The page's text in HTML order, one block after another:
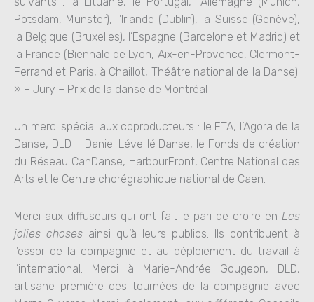
Potsdam, Münster), l’Irlande (Dublin), la Suisse (Genève),
la Belgique (Bruxelles), l’Espagne (Barcelone et Madrid) et
la France (Biennale de Lyon, Aix-en-Provence, Clermont-
Ferrand et Paris, à Chaillot, Théâtre national de la Danse).
» – Jury – Prix de la danse de Montréal
Un merci spécial aux coproducteurs : le FTA, l’Agora de la
Danse, DLD – Daniel Léveillé Danse, le Fonds de création
du Réseau CanDanse, HarbourFront, Centre National des
Arts et le Centre chorégraphique national de Caen.
Merci aux diffuseurs qui ont fait le pari de croire en Les
jolies choses ainsi qu’à leurs publics. Ils contribuent à
l’essor de la compagnie et au déploiement du travail à
l’international. Merci à Marie-Andrée Gougeon, DLD,
artisane première des tournées de la compagnie avec